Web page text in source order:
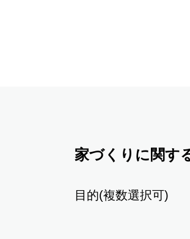
家づくりに関す
目的(複数選択可)